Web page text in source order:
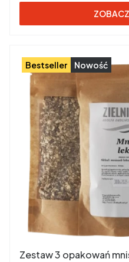
Bestseller Nowość
Zestaw 3 opakowań